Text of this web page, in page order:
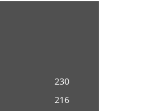
230
216